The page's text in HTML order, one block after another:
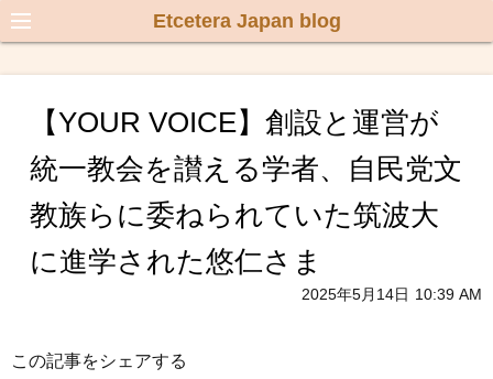
Etcetera Japan blog
【YOUR VOICE】創設と運営が
統一教会を讃える学者、自民党文
教族らに委ねられていた筑波大
に進学された悠仁さま
2025年5月14日 10:39 AM
この記事をシェアする